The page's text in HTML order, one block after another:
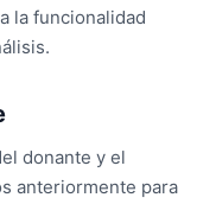
la funcionalidad
donante y el
anteriormente para